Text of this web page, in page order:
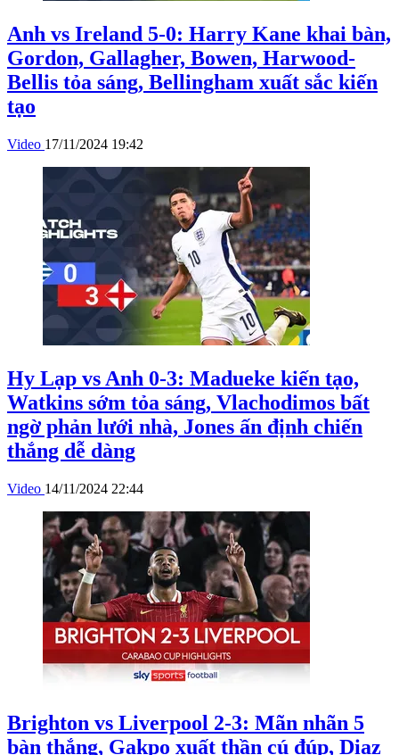
Anh vs Ireland 5-0: Harry Kane khai bàn,
Gordon, Gallagher, Bowen, Harwood-
Bellis tỏa sáng, Bellingham xuất sắc kiến
tạo
Video 17/11/2024 19:42
Hy Lạp vs Anh 0-3: Madueke kiến tạo,
Watkins sớm tỏa sáng, Vlachodimos bất
ngờ phản lưới nhà, Jones ấn định chiến
thắng dễ dàng
Video 14/11/2024 22:44
Brighton vs Liverpool 2-3: Mãn nhãn 5
bàn thắng, Gakpo xuất thần cú đúp, Diaz